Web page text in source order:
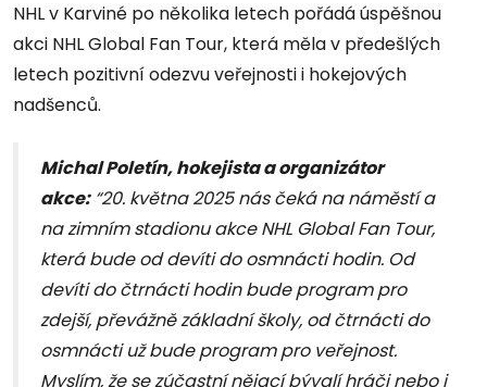
NHL v Karviné po několika letech pořádá úspěšnou
akci NHL Global Fan Tour, která měla v předešlých
letech pozitivní odezvu veřejnosti i hokejových
nadšenců.
Michal Poletín, hokejista a organizátor
akce:“20. května 2025 nás čeká na náměstí a
na zimním stadionu akce NHL Global Fan Tour,
která bude od devíti do osmnácti hodin. Od
devíti do čtrnácti hodin bude program pro
zdejší, převážně základní školy, od čtrnácti do
osmnácti už bude program pro veřejnost.
Myslím, že se zúčastní nějací bývalí hráči nebo i